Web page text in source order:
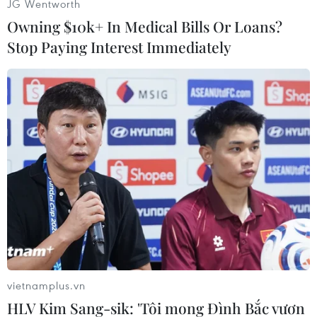
#Chương trình môi trường của Liên hợp quốc
#Chi phí đi lại
#Ngân sách thu hẹp
#Tin tức hot
#Tin tức 24h
#Video #Vietnamplus
JG Wentworth
Owning $10k+ In Medical Bills Or Loans?
Stop Paying Interest Immediately
vietnamplus.vn
HLV Kim Sang-sik: 'Tôi mong Đình Bắc vươn